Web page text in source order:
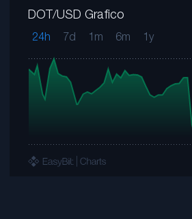
DOT/USD Grafico
24h 7d 1m 6m 1y